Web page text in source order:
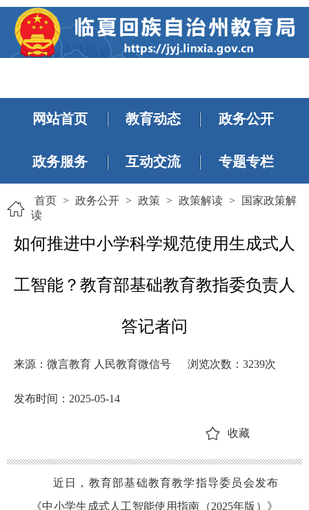
网站首页 教育动态 政务公开
政务服务 互动交流 专题专栏
首页 > 政务公开 > 政策 > 政策解读 >
国家政策解
读
如何推进中小学科学规范使用生成式人
工智能？教育部基础教育教指委负责人
答记者问
来源：微言教育 人民教育微信号 浏览次数： 3239次
发布时间：2025-05-14
收藏
近日，教育部基础教育教学指导委员会发布
《中小学生成式人工智能使用指南（2025年版）》